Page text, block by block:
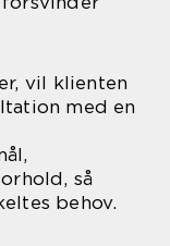
vil klienten
med en
så
behov.